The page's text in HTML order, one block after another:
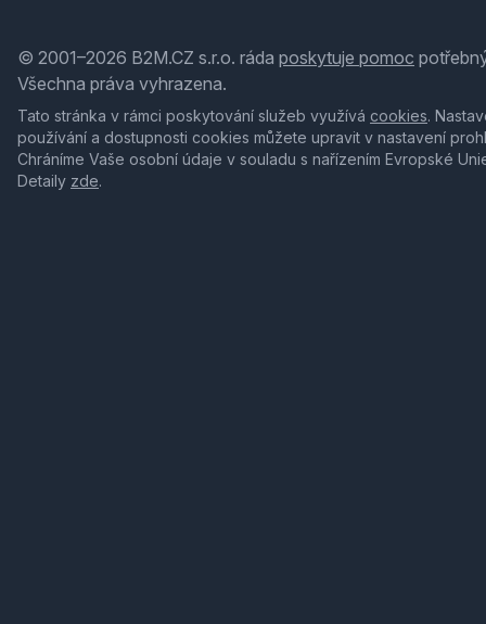
© 2001–2026 B2M.CZ s.r.o. ráda poskytuje pomoc
Všechna práva vyhrazena.
Tato stránka v rámci poskytování služeb využívá cookies.
používání a dostupnosti cookies můžete upravit v nastavení
Chráníme Vaše osobní údaje v souladu s nařízením Evropské
Detaily zde.